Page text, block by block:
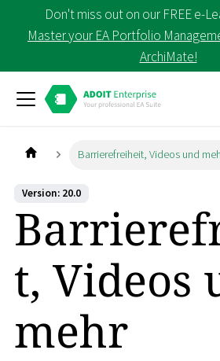
Don't miss out on our FREE e-
Master your EA Portfolio
ArchiMate!
Barrierefreiheit, Videos und
Version: 20.0
t, Videos
mehr